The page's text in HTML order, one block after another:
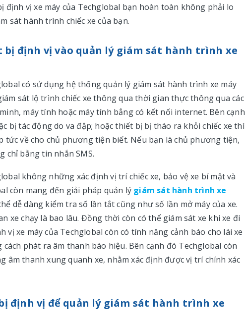
định vị xe máy của Techglobal bạn hoàn toàn không phải lo
sát hành trình chiếc xe của bạn.
bị định vị vào quản lý giám sát hành trình xe
có sử dụng hệ thống quản lý giám sát hành trình xe máy
sát lộ trình chiếc xe thông qua thời gian thực thông qua các
máy tính hoặc máy tính bẳng có kết nối internet. Bên cạnh
bị tác động do va đập; hoặc thiết bị bị tháo ra khỏi chiếc xe thì
tức về cho chủ phương tiện biết. Nếu bạn là chủ phương tiện,
chỉ bằng tin nhắn SMS.
không những xác định vị trí chiếc xe, bảo vệ xe bí mật và
còn mang đến giải pháp quản lý giám sát hành trình xe
dễ dàng kiểm tra số lần tắt cũng như số lần mở máy của xe.
xe chạy là bao lâu. Đồng thời còn có thể giám sát xe khi xe đi
xe máy của Techglobal còn có tính năng cảnh báo cho lái xe
phát ra âm thanh báo hiệu. Bên cạnh đó Techglobal còn
thanh xung quanh xe, nhằm xác định được vị trí chính xác
định vị để quản lý giám sát hành trình xe